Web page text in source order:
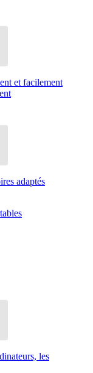
et facilement
adaptés
les